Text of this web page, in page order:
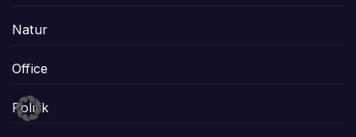
Natur
Office
Politik